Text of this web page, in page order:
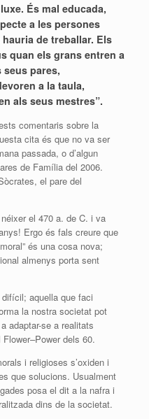
És mal educada,
a les persones
de treballar. Els
quan els grans entren a
seus pares,
a la taula,
als seus mestres”.
comentaris sobre la
cita és que no va ser
passada, o d’algun
de Família del 2006.
el pare del
el 470 a. de C. i va
Ergo és fals creure que
és una cosa nova;
almenys porta sent
aquella que faci
la nostra societat pot
adaptar-se a realitats
Flower–Powerdels 60.
i religioses s’oxiden i
que solucions. Usualment
posa el dit a la nafra i
dins de la societat.